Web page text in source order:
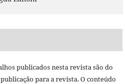
publicados nesta revista são do
para a revista. O conteúdo